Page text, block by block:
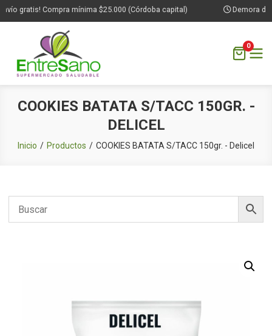
gratis! Compra mínima $25.000 (Córdoba capital) Demora de
0
COOKIES BATATA S/TACC 150GR. -
DELICEL
Inicio Productos COOKIES BATATA S/TACC 150gr. - Delicel